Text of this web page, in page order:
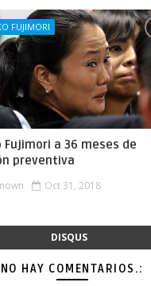
FUJIMORI
Fujimori a 36 meses de
preventiva
Oct 31, 2018
DISQUS
NO HAY COMENTARIOS.: